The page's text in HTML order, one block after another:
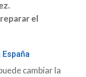
el
cambiar la